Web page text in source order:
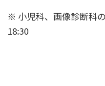
※ 小児科、画像診断科
18:30